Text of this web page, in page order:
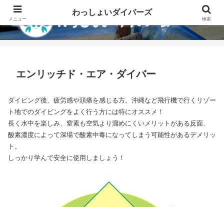
エンリッチド・エア・ダイバー
ダイビング後、疲労感や頭痛を感じる方。沖縄など飛行機で行くリゾー
ト地でのダイビングをよく行う方には特にオススメ！
長く水中を楽しみ、窒素も空気より溜めにくいメリットがある反面、
酸素濃度によって深場で酸素中毒になってしまう可能性があるデメリッ
ト。
しっかり学んで安全に使用しましょう！
メニュー
わっしょいダイバーズ
検索